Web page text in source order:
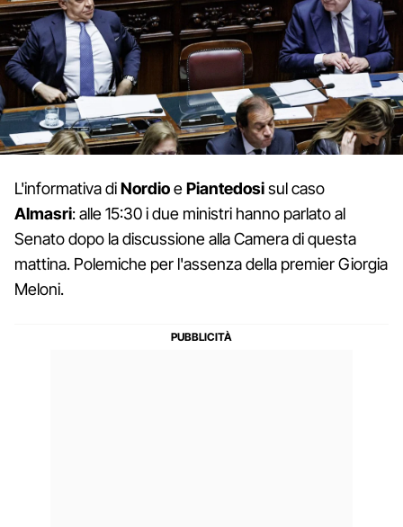
L'informativa diNordioePiantedosisul caso
Almasri: alle 15:30 i due ministri hanno parlato al
Senato dopo la discussione alla Camera di questa
mattina. Polemiche per l'assenza della premier Giorgia
Meloni.